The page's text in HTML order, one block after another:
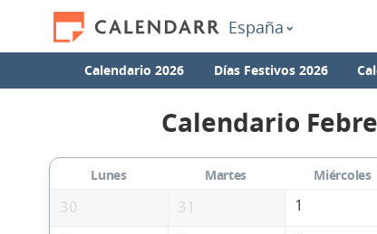
España
Calendario 2026 Días Festivos 2026
Calendario
Lunes Martes Miércoles
30
31 1